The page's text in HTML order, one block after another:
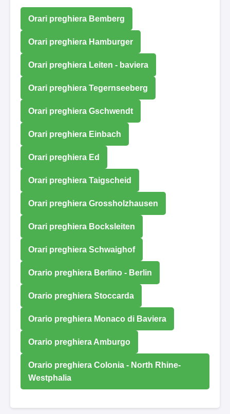
Orari preghiera Bemberg
Orari preghiera Hamburger
Orari preghiera Leiten - baviera
Orari preghiera Tegernseeberg
Orari preghiera Gschwendt
Orari preghiera Einbach
Orari preghiera Ed
Orari preghiera Taigscheid
Orari preghiera Grossholzhausen
Orari preghiera Bocksleiten
Orari preghiera Schwaighof
Orario preghiera Berlino - Berlin
Orario preghiera Stoccarda
Orario preghiera Monaco di Baviera
Orario preghiera Amburgo
Orario preghiera Colonia - North Rhine-
Westphalia